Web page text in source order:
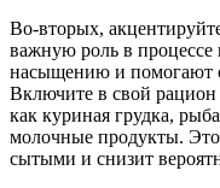
Во-вторых,
важную роль в процессе
насыщению и помогают
Включите в свой
как куриная грудка,
молочные продукты.
сытыми и снизит